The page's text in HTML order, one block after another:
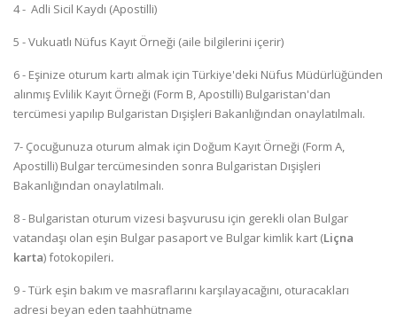
4 - Adli Sicil Kaydı (Apostilli)
5 - Vukuatlı Nüfus Kayıt Örneği (aile bilgilerini içerir)
6 - Eşinize oturum kartı almak için Türkiye'deki Nüfus Müdürlüğünden
alınmış Evlilik Kayıt Örneği (Form B, Apostilli) Bulgaristan'dan
tercümesi yapılıp Bulgaristan Dışişleri Bakanlığından onaylatılmalı.
7- Çocuğunuza oturum almak için Doğum Kayıt Örneği (Form A,
Apostilli) Bulgar tercümesinden sonra Bulgaristan Dışişleri
Bakanlığından onaylatılmalı.
8 - Bulgaristan oturum vizesi başvurusu için gerekli olan Bulgar
vatandaşı olan eşin Bulgar pasaport ve Bulgar kimlik kart (Liçna
karta) fotokopileri.
9 - Türk eşin bakım ve masraflarını karşılayacağını, oturacakları
adresi beyan eden taahhütname